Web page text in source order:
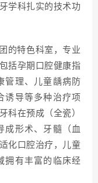
学科扎实的技术功
的特色科室，专业
括孕期口腔健康指
管理、儿童龋病防
诱导等多种治疗项
科在预成（全瓷）
成形术、牙髓（血
化口腔治疗，儿童
拥有丰富的临床经